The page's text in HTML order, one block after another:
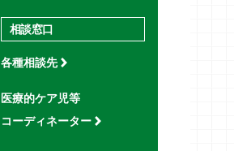
相談窓口
各種相談先
医療的ケア児等
コーディネーター